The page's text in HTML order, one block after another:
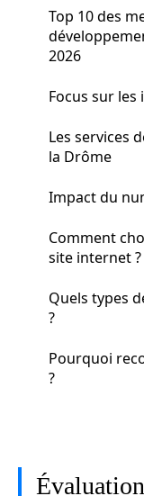
Top 10 des
2026
Focus sur
Les services
la Drôme
Impact du
Comment
site internet ?
Quels types
?
Pourquoi
?